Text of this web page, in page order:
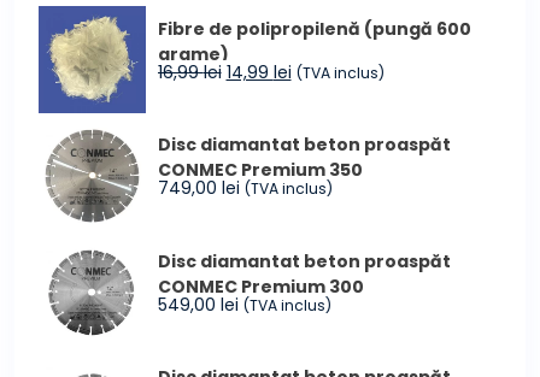
fost:
59,00 lei.
Fibre de polipropilenă (pungă 600
grame)
16,99lei Prețul
fost:
16,99 lei.
14,99 leiPrețul
14,99 lei.
(TVA inclus)
Disc diamantat beton proaspăt
CONMEC Premium 350
749,00 lei (TVA inclus)
Disc diamantat beton proaspăt
CONMEC Premium 300
549,00 lei (TVA inclus)